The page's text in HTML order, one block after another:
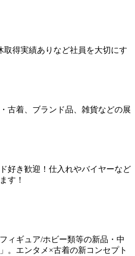
取得実績ありなど社員を大切にす
古着、ブランド品、雑貨などの展
好き歓迎！仕入れやバイヤーなど
す！
ィギュア/ホビー類等の新品・中
。エンタメ×古着の新コンセプト